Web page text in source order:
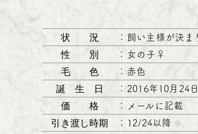
状 況 ： 飼い主様が決ま
性 別 ： 女の子♀
毛 色 ： 赤色
誕 生 日 ： 2016年10月24日
価 格 ： メールに記載
引き渡し時期 ： 12/24以降